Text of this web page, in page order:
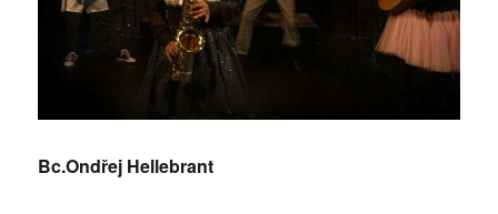
Bc.Ondřej Hellebrant